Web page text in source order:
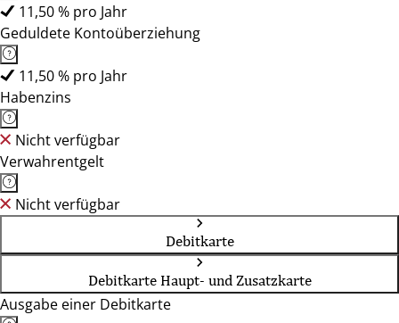
11,50 % pro Jahr
Geduldete Kontoüberziehung
11,50 % pro Jahr
Habenzins
Nicht verfügbar
Verwahrentgelt
Nicht verfügbar
Debitkarte
Debitkarte Haupt- und Zusatzkarte
Ausgabe einer Debitkarte